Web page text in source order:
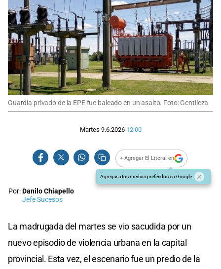
Guardia privado de la EPE fue baleado en un asalto. Foto: Gentileza
Martes 9.6.2026 12:00
+ Agregar El Litoral en
Agregar a tus medios preferidos en Google
Por:Danilo Chiapello
Jefe Sucesos
La madrugada del martes se vio sacudida por un
nuevo episodio de violencia urbana en la capital
provincial. Esta vez, el escenario fue un predio de la